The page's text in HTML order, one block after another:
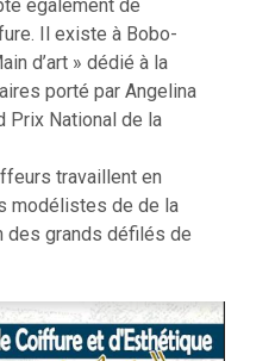
également de
Il existe à Bobo-
d’art » dédié à la
porté par Angelina
Prix National de la
travaillent en
modélistes de de la
des grands défilés de